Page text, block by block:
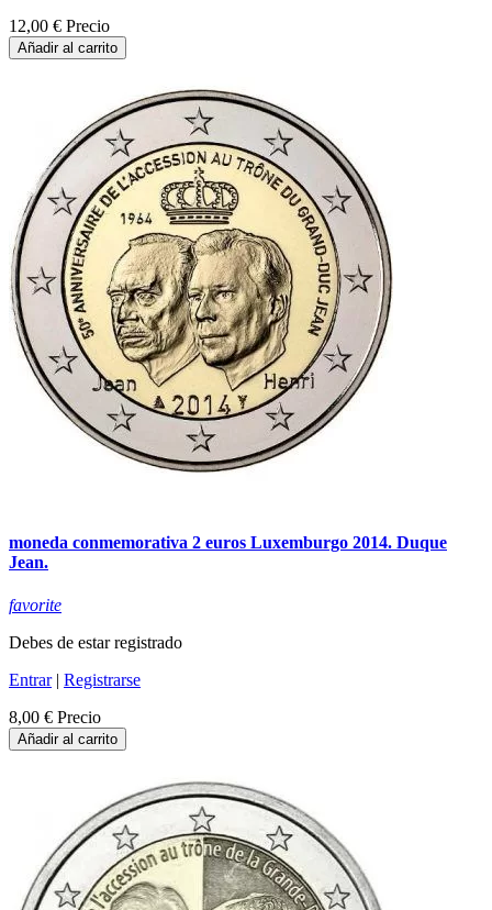
12,00 € Precio
Añadir al carrito
moneda conmemorativa 2 euros Luxemburgo 2014. Duque
Jean.
favorite
Debes de estar registrado
Entrar| Registrarse
8,00 € Precio
Añadir al carrito